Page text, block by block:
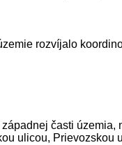
rozvíjalo
časti územia,
ulicou, Prievozskou